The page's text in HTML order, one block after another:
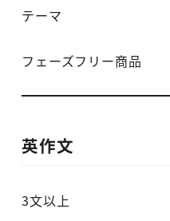
テーマ
フェーズフリー商品
英作文
3文以上